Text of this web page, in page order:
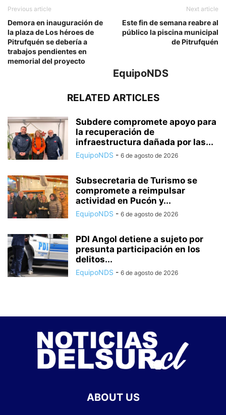
Previous article
Demora en inauguración de
la plaza de Los héroes de
Pitrufquén se debería a
trabajos pendientes en
memorial del proyecto
Next article
Este fin de semana reabre al
público la piscina municipal
de Pitrufquén
EquipoNDS
RELATED ARTICLES
Subdere compromete apoyo para
la recuperación de
infraestructura dañada por las...
EquipoNDS - 6 de agosto de 2026
Subsecretaria de Turismo se
compromete a reimpulsar
actividad en Pucón y...
EquipoNDS - 6 de agosto de 2026
PDI Angol detiene a sujeto por
presunta participación en los
delitos...
EquipoNDS - 6 de agosto de 2026
ABOUT US